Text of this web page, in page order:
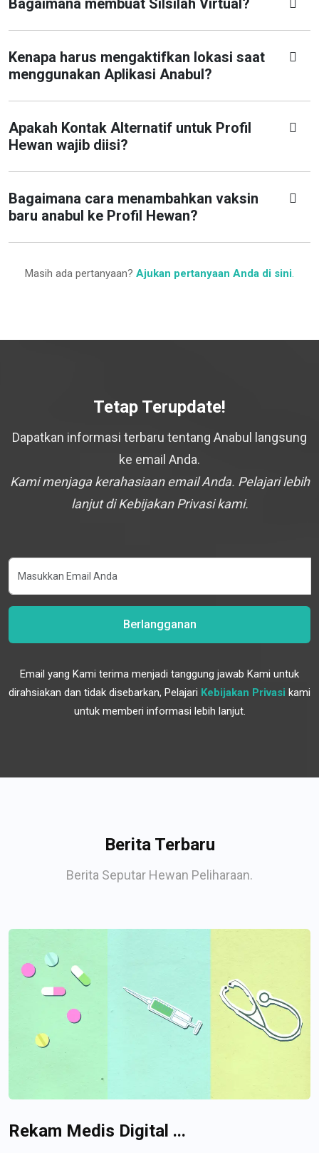
Bagaimana membuat Silsilah Virtual?
Kenapa harus mengaktifkan lokasi saat
menggunakan Aplikasi Anabul?
Apakah Kontak Alternatif untuk Profil
Hewan wajib diisi?
Bagaimana cara menambahkan vaksin
baru anabul ke Profil Hewan?
Masih ada pertanyaan? Ajukan pertanyaan Anda di sini.
Tetap Terupdate!
Dapatkan informasi terbaru tentang Anabul langsung
ke email Anda.
Kami menjaga kerahasiaan email Anda. Pelajari lebih
lanjut di Kebijakan Privasi kami.
Berlangganan
Email yang Kami terima menjadi tanggung jawab Kami untuk
dirahsiakan dan tidak disebarkan, Pelajari Kebijakan Privasi kami
untuk memberi informasi lebih lanjut.
Berita Terbaru
Berita Seputar Hewan Peliharaan.
Rekam Medis Digital ...